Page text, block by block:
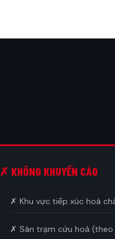
✗ KHÔNG KHUYẾN CÁO
✗ Khu vực tiếp xúc hoá
✗ Sàn trạm cứu hoả (theo